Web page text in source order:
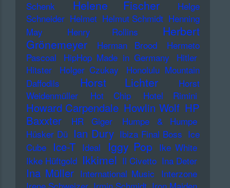
Schenk
Helene Fischer
Helge
Schneider Helmet Helmut Schmidt Henning
May
Henry Rollins
Herbert
Grönemeyer
Herman Brood
Hermeto
Pascoal
HipHop Made in Germany
Hitler
Hitster
Holger Czukay
Honolulu Mountain
Daffodils
Horst Lichter
Horst
Weidenmüller
Hot Chip Hotel Rimini
Howard Carpendale Howlin Wolf HP
Baxxter
HR Giger
Humpe & Humpe
Hüsker Dü Ian Dury Ibiza Final Boss Ice
Cube
Ice-T Ideal Iggy Pop Ike White
Ikke Hüftgold Ikkimel Il Civetto Ina Deter
Ina Müller International Music Interzone